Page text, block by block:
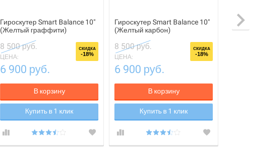
Гироскутер Smart Balance 10"
(Желтый граффити)
8 500 руб.
ЦЕНА:
6 900 руб.
СКИДКА
-18%
В корзину
Купить в 1 клик
Гироскутер Smart Balance 10"
(Желтый карбон)
8 500 руб.
ЦЕНА:
6 900 руб.
СКИДКА
-18%
В корзину
Купить в 1 клик